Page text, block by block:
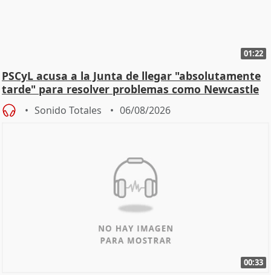
01:22
PSCyL acusa a la Junta de llegar "absolutamente
tarde" para resolver problemas como Newcastle
Sonido Totales 06/08/2026
00:33